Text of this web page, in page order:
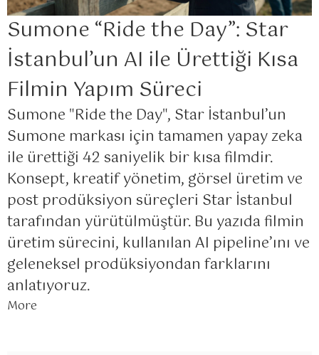
Sumone “Ride the Day”: Star
İstanbul’un AI ile Ürettiği Kısa
Filmin Yapım Süreci
Sumone "Ride the Day", Star İstanbul’un
Sumone markası için tamamen yapay zeka
ile ürettiği 42 saniyelik bir kısa filmdir.
Konsept, kreatif yönetim, görsel üretim ve
post prodüksiyon süreçleri Star İstanbul
tarafından yürütülmüştür. Bu yazıda filmin
üretim sürecini, kullanılan AI pipeline’ını ve
geleneksel prodüksiyondan farklarını
anlatıyoruz.
More